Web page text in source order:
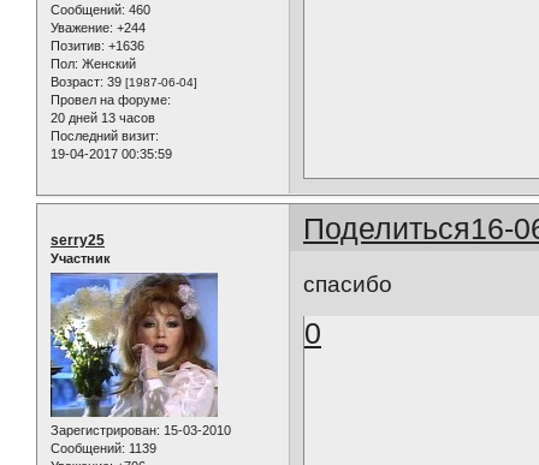
Сообщений: 460
Уважение: +244
Позитив: +1636
Пол: Женский
Возраст: 39 [1987-06-04]
Провел на форуме:
20 дней 13 часов
Последний визит:
19-04-2017 00:35:59
Поделиться16-
serry25
Участник
Зарегистрирован: 15-03-2010
Сообщений: 1139
спасибо
0